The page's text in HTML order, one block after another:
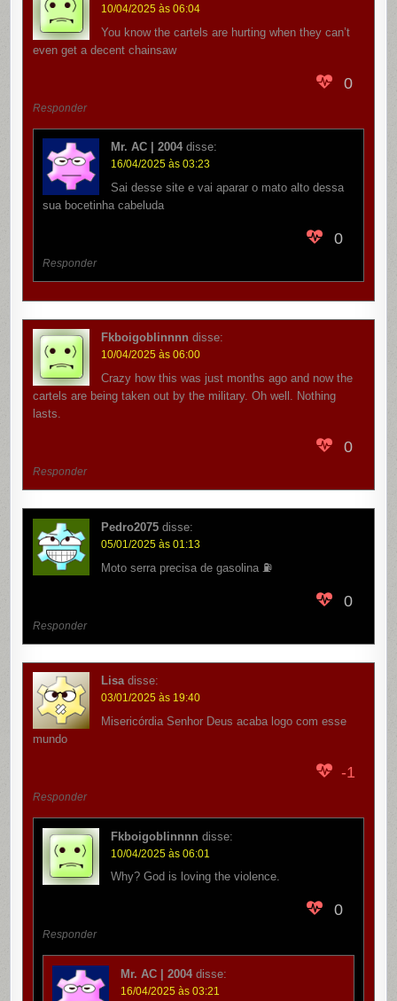
10/04/2025 às 06:04
You know the cartels are hurting when they can’t
even get a decent chainsaw
0
Responder
Mr. AC | 2004 disse:
16/04/2025 às 03:23
Sai desse site e vai aparar o mato alto dessa
sua bocetinha cabeluda
0
Responder
Fkboigoblinnnn disse:
10/04/2025 às 06:00
Crazy how this was just months ago and now the
cartels are being taken out by the military. Oh well. Nothing
lasts.
0
Responder
Pedro2075 disse:
05/01/2025 às 01:13
Moto serra precisa de gasolina ⛽️
0
Responder
Lisa disse:
03/01/2025 às 19:40
Misericórdia Senhor Deus acaba logo com esse
mundo
-1
Responder
Fkboigoblinnnn disse:
10/04/2025 às 06:01
Why? God is loving the violence.
0
Responder
Mr. AC | 2004 disse:
16/04/2025 às 03:21